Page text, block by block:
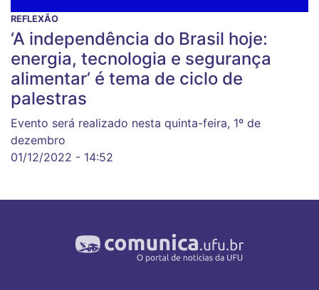
REFLEXÃO
‘A independência do Brasil hoje:
energia, tecnologia e segurança
alimentar’ é tema de ciclo de
palestras
Evento será realizado nesta quinta-feira, 1º de
dezembro
01/12/2022 - 14:52